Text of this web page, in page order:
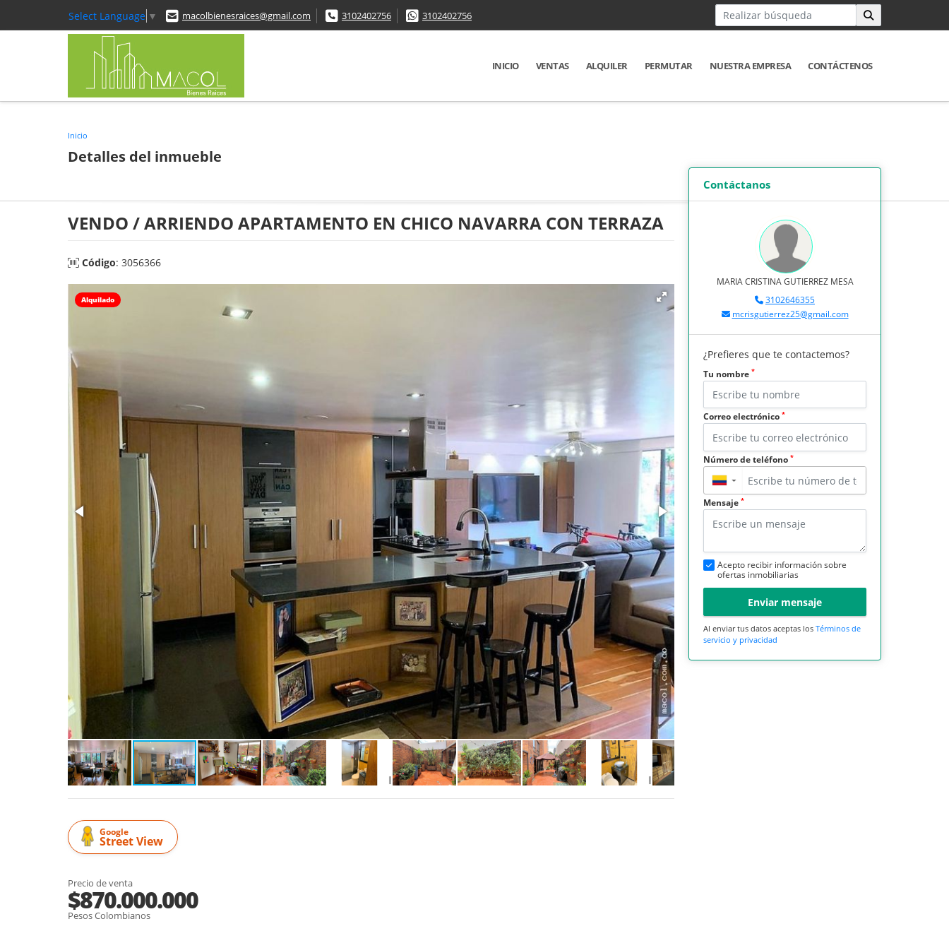
Select Language ▼ macolbienesraices@gmail.com 3102402756 3102402756
INICIO VENTAS ALQUILER PERMUTAR NUESTRA EMPRESA CONTÁCTENOS
Inicio
Detalles del inmueble
VENDO / ARRIENDO APARTAMENTO EN CHICO NAVARRA CON TERRAZA
Código: 3056366
Alquilado
Google
Street View
Precio de venta
$870.000.000
Pesos Colombianos
Contáctanos
MARIA CRISTINA GUTIERREZ MESA
3102646355
mcrisgutierrez25@gmail.com
¿Prefieres que te contactemos?
Tu nombre *
Correo electrónico *
Número de teléfono *
▼
Mensaje *
Acepto recibir información sobre
ofertas inmobiliarias
Enviar mensaje
Al enviar tus datos aceptas los Términos de
servicio y privacidad